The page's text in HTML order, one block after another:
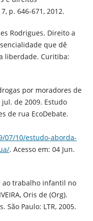
p. 646-671, 2012.
Rodrigues. Direito a
que dê
liberdade. Curitiba:
por moradores de
de 2009. Estudo
de rua EcoDebate.
07/10/estudo-aborda-
. Acesso em: 04 Jun.
ao trabalho infantil no
Oris de (Org).
Paulo: LTR, 2005.